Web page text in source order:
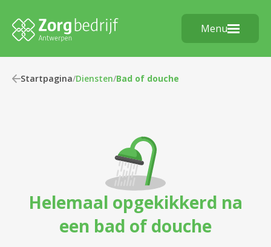
Menu
Startpagina/Diensten/Bad of douche
Helemaal opgekikkerd na
een bad of douche